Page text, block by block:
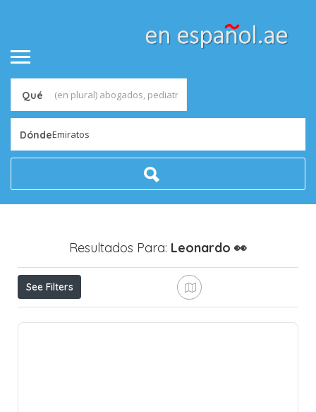
Qué
DóndeEmiratos
Resultados Para: Leonardo 👀
See Filters